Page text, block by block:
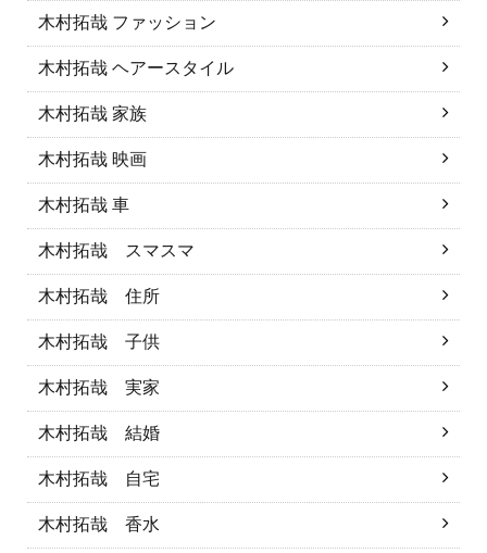
木村拓哉 ファッション
木村拓哉 ヘアースタイル
木村拓哉 家族
木村拓哉 映画
木村拓哉 車
木村拓哉 スマスマ
木村拓哉 住所
木村拓哉 子供
木村拓哉 実家
木村拓哉 結婚
木村拓哉 自宅
木村拓哉 香水